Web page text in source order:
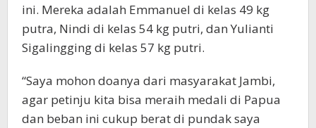
ini. Mereka adalah Emmanuel di kelas 49 kg
putra, Nindi di kelas 54 kg putri, dan Yulianti
Sigalingging di kelas 57 kg putri.
“Saya mohon doanya dari masyarakat Jambi,
agar petinju kita bisa meraih medali di Papua
dan beban ini cukup berat di pundak saya